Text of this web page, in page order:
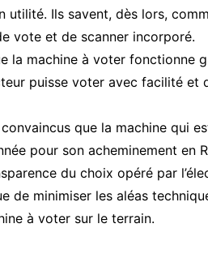
Ils savent, dès lors,
vote et de scanner incorporé.
la machine à voter fonctionne
puisse voter avec facilité et
que la machine qui
pour son acheminement en
du choix opéré par
de minimiser les aléas
à voter sur le terrain.